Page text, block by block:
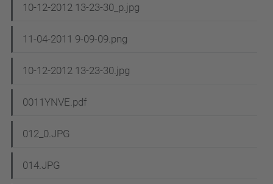
10-12-2012 13-23-30_p.jpg
11-04-2011 9-09-09.png
10-12-2012 13-23-30.jpg
0011YNVE.pdf
012_0.JPG
014.JPG